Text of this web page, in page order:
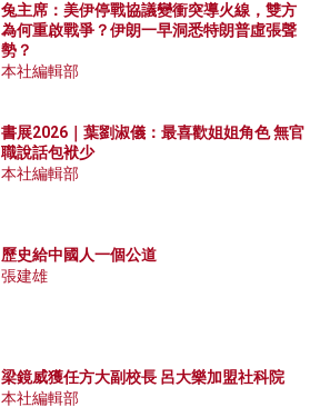
兔主席：美伊停戰協議變衝突導火線，雙方
為何重啟戰爭？伊朗一早洞悉特朗普虛張聲
勢？
本社編輯部
書展2026｜葉劉淑儀：最喜歡姐姐角色 無官
職說話包袱少
本社編輯部
歷史給中國人一個公道
張建雄
梁鏡威獲任方大副校長 呂大樂加盟社科院
本社編輯部